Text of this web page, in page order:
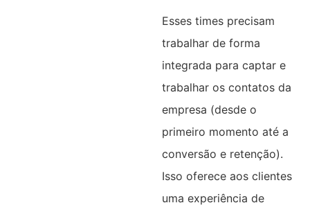
Esses times precisam
trabalhar de forma
integrada para captar e
trabalhar os contatos da
empresa (desde o
primeiro momento até a
conversão e retenção).
Isso oferece aos clientes
uma experiência de